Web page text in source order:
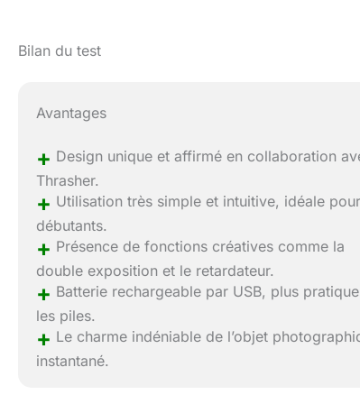
Bilan du test
Avantages
+ Design unique et affirmé en collaboration
Thrasher.
+ Utilisation très simple et intuitive, idéale
débutants.
+ Présence de fonctions créatives comme la
double exposition et le retardateur.
+ Batterie rechargeable par USB, plus
les piles.
+ Le charme indéniable de l’objet
instantané.